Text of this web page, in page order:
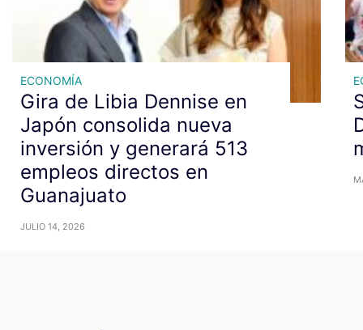
ECONOMÍA
Gira de Libia Dennise en
Japón consolida nueva
inversión y generará 513
empleos directos en
Guanajuato
JULIO 14, 2026